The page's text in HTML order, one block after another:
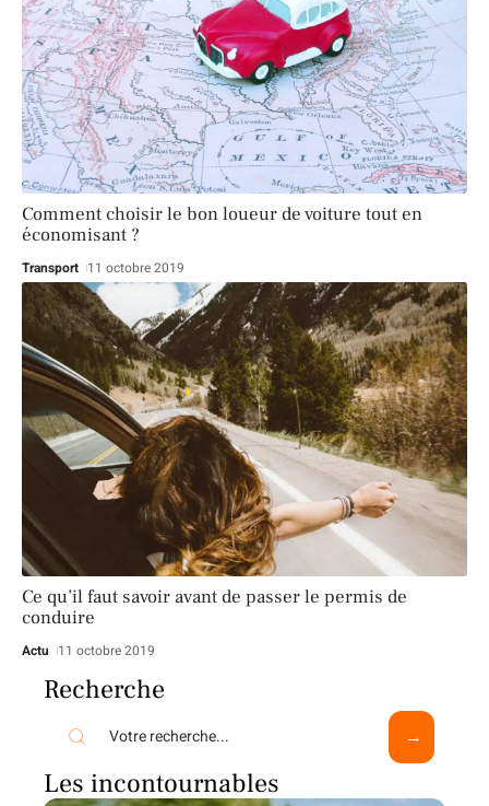
Comment choisir le bon loueur de voiture tout en
économisant ?
Transport 11 octobre 2019
Ce qu’il faut savoir avant de passer le permis de
conduire
Actu 11 octobre 2019
Recherche
Les incontournables